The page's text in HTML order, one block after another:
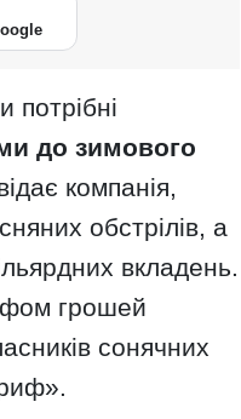
потрібні
до зимового
компанія,
обстрілів, а
вкладень.
грошей
сонячних